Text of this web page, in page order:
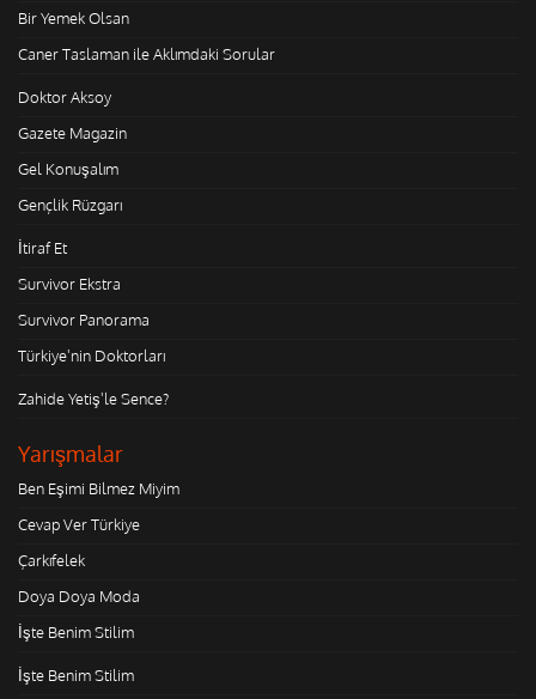
Bir Yemek Olsan
Caner Taslaman ile Aklımdaki Sorular
Doktor Aksoy
Gazete Magazin
Gel Konuşalım
Gençlik Rüzgarı
İtiraf Et
Survivor Ekstra
Survivor Panorama
Türkiye'nin Doktorları
Zahide Yetiş'le Sence?
Yarışmalar
Ben Eşimi Bilmez Miyim
Cevap Ver Türkiye
Çarkıfelek
Doya Doya Moda
İşte Benim Stilim
İşte Benim Stilim